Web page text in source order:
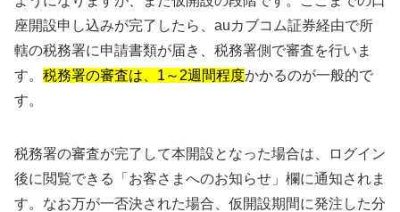
座開設申し込みが完了したら、auカブコム証券経由で所
轄の税務署に申請書類が届き、税務署側で審査を行いま
す。 税務署の審査は、1～2週間程度かかるのが一般的で
す。
税務署の審査が完了して本開設となった場合は、ログイン
後に閲覧できる「お客さまへのお知らせ」欄に通知されま
す。なお万が一否決された場合、仮開設期間に発注した分